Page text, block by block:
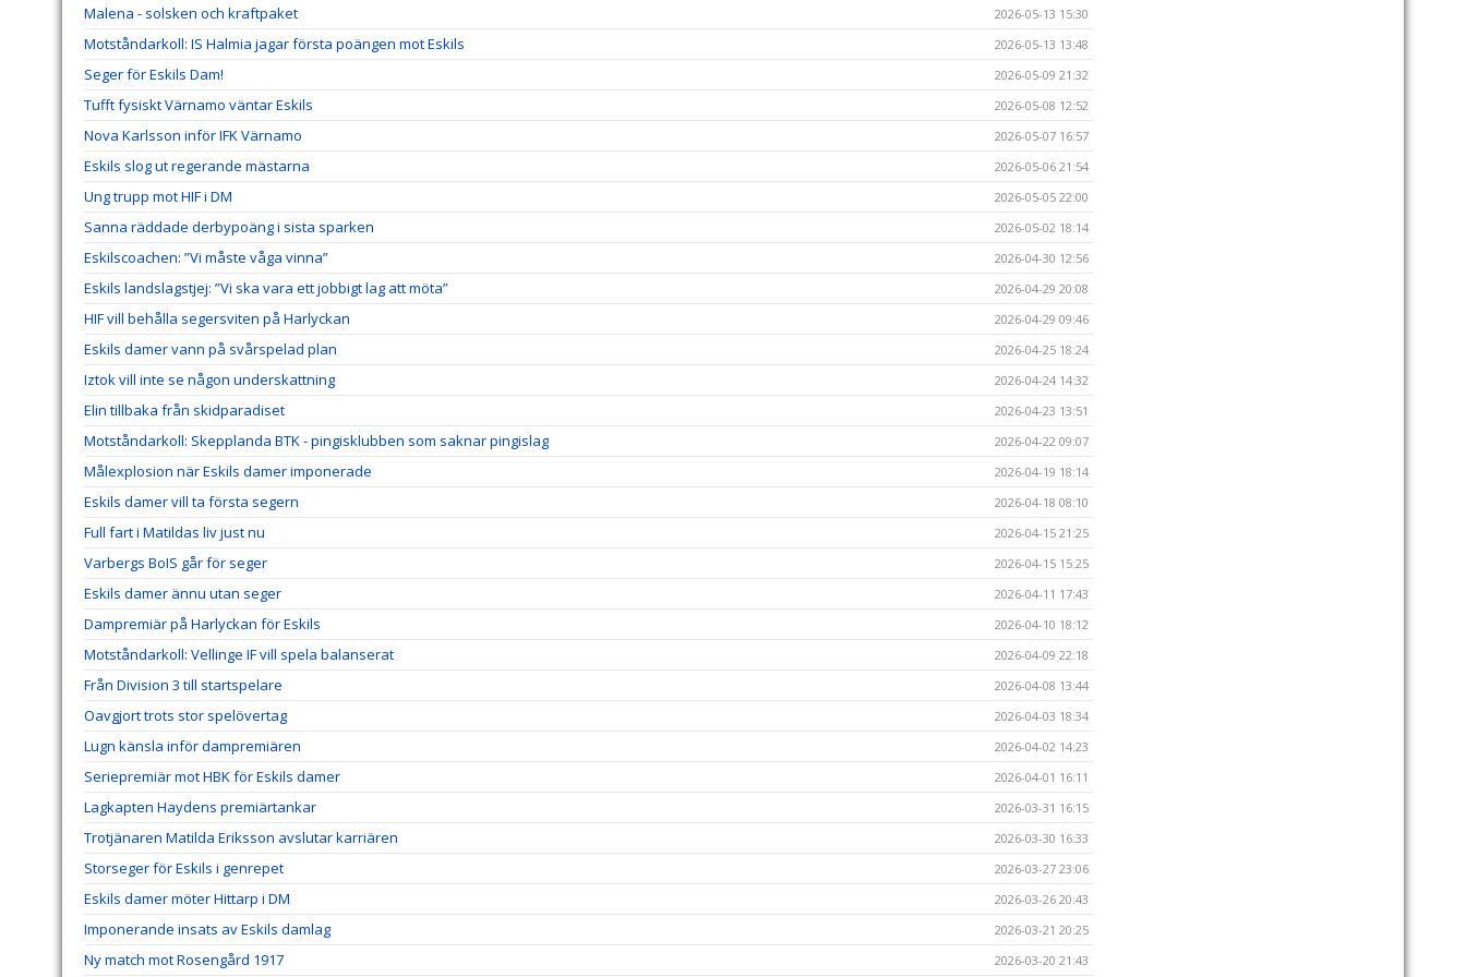
Malena - solsken och kraftpaket 2026-05-13 15:30
Motståndarkoll: IS Halmia jagar första poängen mot Eskils 2026-05-13 13:48
Seger för Eskils Dam! 2026-05-09 21:32
Tufft fysiskt Värnamo väntar Eskils 2026-05-08 12:52
Nova Karlsson inför IFK Värnamo 2026-05-07 16:57
Eskils slog ut regerande mästarna 2026-05-06 21:54
Ung trupp mot HIF i DM 2026-05-05 22:00
Sanna räddade derbypoäng i sista sparken 2026-05-02 18:14
Eskilscoachen: ”Vi måste våga vinna” 2026-04-30 12:56
Eskils landslagstjej: ”Vi ska vara ett jobbigt lag att möta” 2026-04-29 20:08
HIF vill behålla segersviten på Harlyckan 2026-04-29 09:46
Eskils damer vann på svårspelad plan 2026-04-25 18:24
Iztok vill inte se någon underskattning 2026-04-24 14:32
Elin tillbaka från skidparadiset 2026-04-23 13:51
Motståndarkoll: Skepplanda BTK - pingisklubben som saknar pingislag 2026-04-22 09:07
Målexplosion när Eskils damer imponerade 2026-04-19 18:14
Eskils damer vill ta första segern 2026-04-18 08:10
Full fart i Matildas liv just nu 2026-04-15 21:25
Varbergs BoIS går för seger 2026-04-15 15:25
Eskils damer ännu utan seger 2026-04-11 17:43
Dampremiär på Harlyckan för Eskils 2026-04-10 18:12
Motståndarkoll: Vellinge IF vill spela balanserat 2026-04-09 22:18
Från Division 3 till startspelare 2026-04-08 13:44
Oavgjort trots stor spelövertag 2026-04-03 18:34
Lugn känsla inför dampremiären 2026-04-02 14:23
Seriepremiär mot HBK för Eskils damer 2026-04-01 16:11
Lagkapten Haydens premiärtankar 2026-03-31 16:15
Trotjänaren Matilda Eriksson avslutar karriären 2026-03-30 16:33
Storseger för Eskils i genrepet 2026-03-27 23:06
Eskils damer möter Hittarp i DM 2026-03-26 20:43
Imponerande insats av Eskils damlag 2026-03-21 20:25
Ny match mot Rosengård 1917 2026-03-20 21:43